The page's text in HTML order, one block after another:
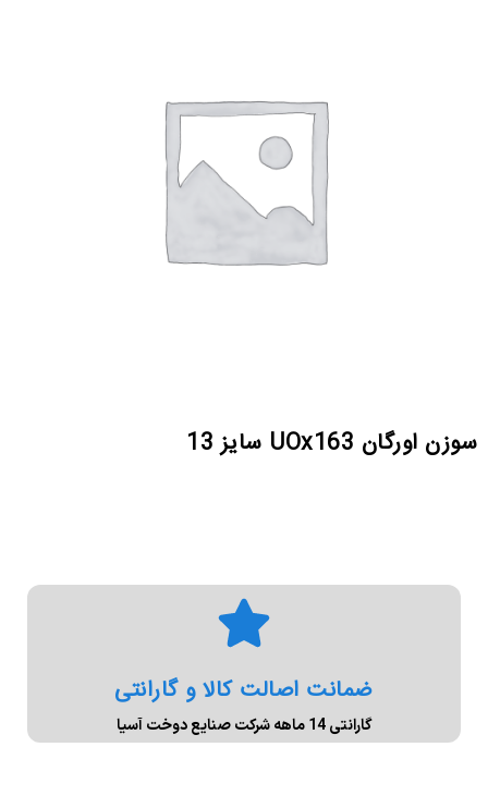
سوزن اورگان UOx163 سایز 13
ضمانت اصالت کالا و گارانتی
گارانتی 14 ماهه شرکت صنایع دوخت آسیا